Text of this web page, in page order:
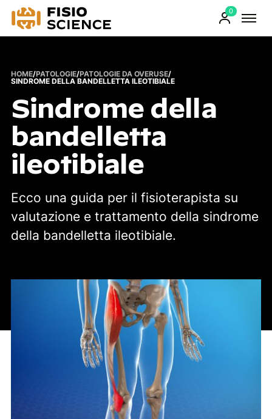
0
Prodotti
HOME/PATOLOGIE/PATOLOGIE DA OVERUSE/
SINDROME DELLA BANDELLETTA ILEOTIBIALE
Sindrome della
bandelletta
ileotibiale
Ecco una guida per il fisioterapista su
valutazione e trattamento della sindrome
della bandelletta ileotibiale.